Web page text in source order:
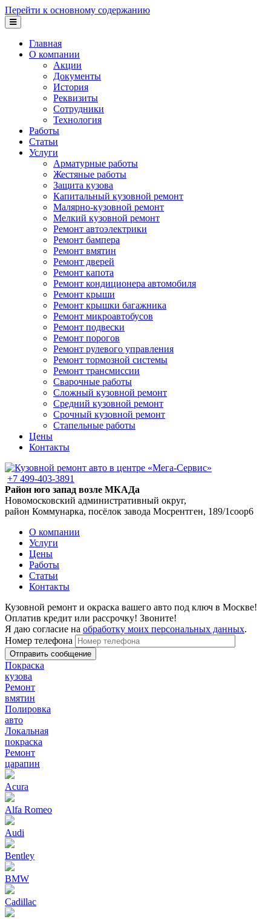
Перейти к основному содержанию
Главная
О компании
Акции
Документы
История
Реквизиты
Сотрудники
Технология
Работы
Статьи
Услуги
Арматурные работы
Жестяные работы
Защита кузова
Капитальный кузовной ремонт
Малярно-кузовной ремонт
Мелкий кузовной ремонт
Ремонт автоэлектрики
Ремонт бампера
Ремонт вмятин
Ремонт дверей
Ремонт капота
Ремонт кондиционера автомобиля
Ремонт крыши
Ремонт крышки багажника
Ремонт микроавтобусов
Ремонт подвески
Ремонт порогов
Ремонт рулевого управления
Ремонт тормозной системы
Ремонт трансмиссии
Сварочные работы
Сложный кузовной ремонт
Средний кузовной ремонт
Срочный кузовной ремонт
Стапельные работы
Цены
Контакты
+7 499-403-3891
Район юго запад возле МКАДа
Новомосковский административный округ,
район Коммунарка, посёлок завода Мосрентген, 189/1соор6
О компании
Услуги
Цены
Работы
Статьи
Контакты
Кузовной ремонт и окраска вашего авто под ключ в Москве!
Оплатив кредит или рассрочку! Звоните!
Я даю согласие на обработку моих персональных данных.
Номер телефона
Покраска
кузова
Ремонт
вмятин
Полировка
авто
Локальная
покраска
Ремонт
царапин
Acura
Alfa Romeo
Audi
Bentley
BMW
Cadillac